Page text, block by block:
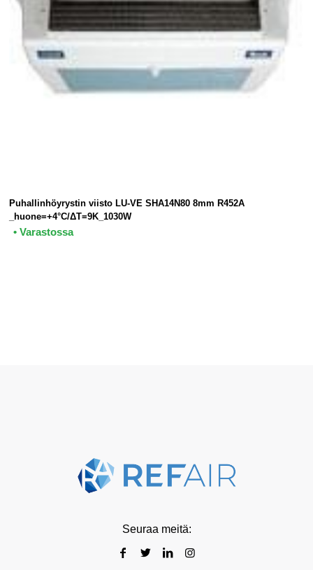
Puhallinhöyrystin viisto LU-VE SHA14N80 8mm R452A
_huone=+4°C/ΔT=9K_1030W
• Varastossa
Seuraa meitä: